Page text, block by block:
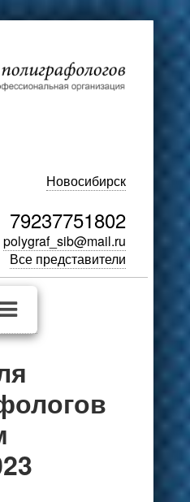
Новосибирск
79237751802
polygraf_sib@mail.ru
Все представители